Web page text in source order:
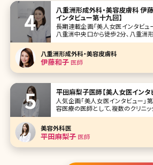
で会
八重洲形成外科・美容皮膚科 伊
インタビュー第十九回】
長期連載企画「美人女医インタビュ
八重洲中央口から徒歩2分、八重洲
伊藤和子先生です。もともと形成
携わり、その後美容領域へ。インタビ
てましたが、常に笑みを絶やさず、丁
が印象的でした。女性特有の症
八重洲形成外科・美容皮膚科
伊藤和子医師
平田麻梨子医師【美人女医インタ
人気企画「美人女医インタビュー」
容医療の医師として、複数のクリニ
田麻梨子（ひらた まりこ）先生です。 頭の良さ、透き通る様な
美肌、華のある雰囲気など美人女
田先生。ご自身で経験されたすべて
る具体的なスキンケ
美容外科医
平田麻梨子医師